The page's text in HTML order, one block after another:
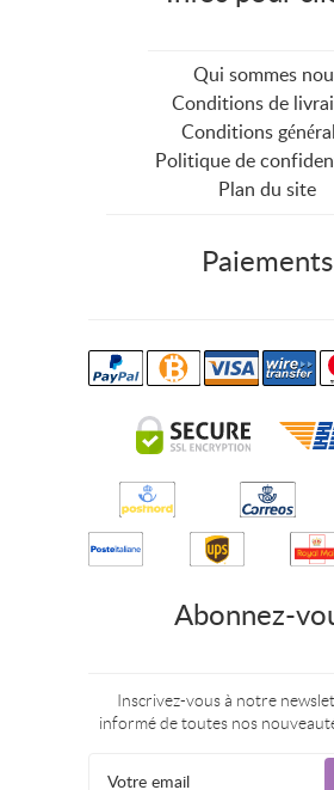
Qui sommes
Conditions de
Conditions
Politique de
Plan du site
Paiements
Abonnez-
Inscrivez-vous à notre
informé de toutes nos